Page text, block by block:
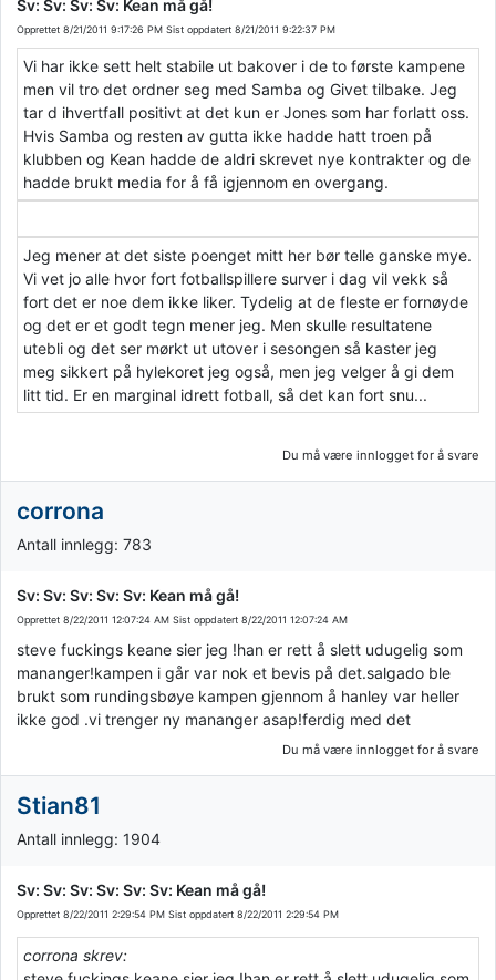
Sv: Sv: Sv: Sv: Kean må gå!
Opprettet 8/21/2011 9:17:26 PM Sist oppdatert 8/21/2011 9:22:37 PM
Vi har ikke sett helt stabile ut bakover i de to første kampene
men vil tro det ordner seg med Samba og Givet tilbake. Jeg
tar d ihvertfall positivt at det kun er Jones som har forlatt oss.
Hvis Samba og resten av gutta ikke hadde hatt troen på
klubben og Kean hadde de aldri skrevet nye kontrakter og de
hadde brukt media for å få igjennom en overgang.
Jeg mener at det siste poenget mitt her bør telle ganske mye.
Vi vet jo alle hvor fort fotballspillere surver i dag vil vekk så
fort det er noe dem ikke liker. Tydelig at de fleste er fornøyde
og det er et godt tegn mener jeg. Men skulle resultatene
utebli og det ser mørkt ut utover i sesongen så kaster jeg
meg sikkert på hylekoret jeg også, men jeg velger å gi dem
litt tid. Er en marginal idrett fotball, så det kan fort snu...
Du må være innlogget for å svare
corrona
Antall innlegg: 783
Sv: Sv: Sv: Sv: Sv: Kean må gå!
Opprettet 8/22/2011 12:07:24 AM Sist oppdatert 8/22/2011 12:07:24 AM
steve fuckings keane sier jeg !han er rett å slett udugelig som
mananger!kampen i går var nok et bevis på det.salgado ble
brukt som rundingsbøye kampen gjennom å hanley var heller
ikke god .vi trenger ny mananger asap!ferdig med det
Du må være innlogget for å svare
Stian81
Antall innlegg: 1904
Sv: Sv: Sv: Sv: Sv: Sv: Kean må gå!
Opprettet 8/22/2011 2:29:54 PM Sist oppdatert 8/22/2011 2:29:54 PM
corrona skrev: